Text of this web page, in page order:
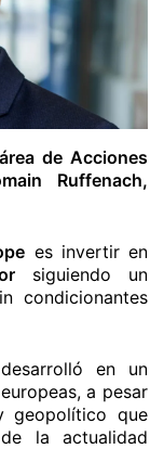
de Acciones
Ruffenach,
es invertir en
siguiendo un
condicionantes
en un
a pesar
geopolítico que
la actualidad